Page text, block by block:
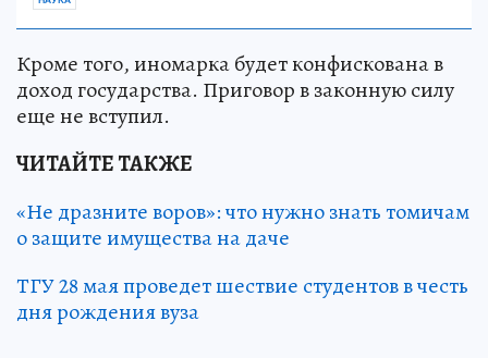
Кроме того, иномарка будет конфискована в
доход государства. Приговор в законную силу
еще не вступил.
ЧИТАЙТЕ ТАКЖЕ
«Не дразните воров»: что нужно знать томичам
о защите имущества на даче
ТГУ 28 мая проведет шествие студентов в честь
дня рождения вуза